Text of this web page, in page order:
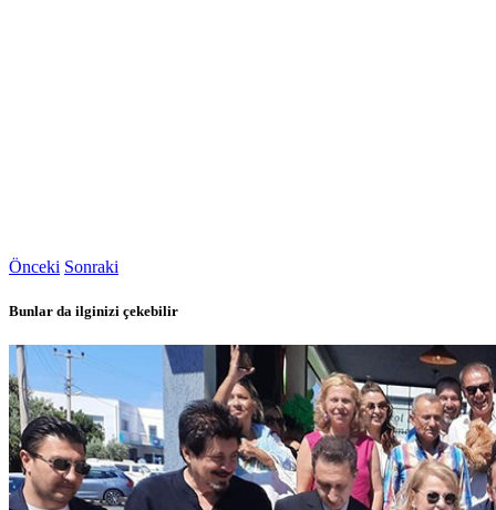
Önceki Sonraki
Bunlar da ilginizi çekebilir